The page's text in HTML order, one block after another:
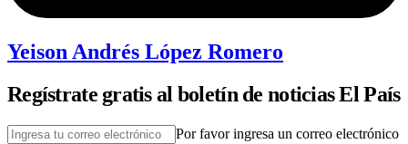
Yeison Andrés López Romero
Regístrate gratis al boletín de noticias El País
Por favor ingresa un correo electrónico